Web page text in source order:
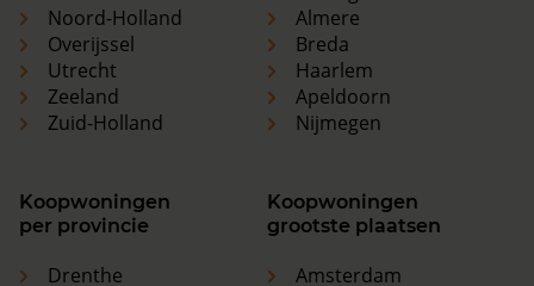
Noord-Holland
Overijssel
Utrecht
Zeeland
Zuid-Holland
Almere
Breda
Haarlem
Apeldoorn
Nijmegen
Koopwoningen
per provincie
Drenthe
Koopwoningen
grootste plaatsen
Amsterdam